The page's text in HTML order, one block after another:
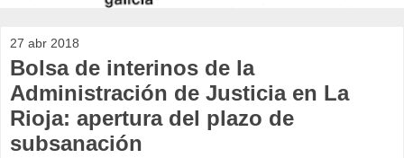
27 abr 2018
Bolsa de interinos de la
Administración de Justicia en La
Rioja: apertura del plazo de
subsanación